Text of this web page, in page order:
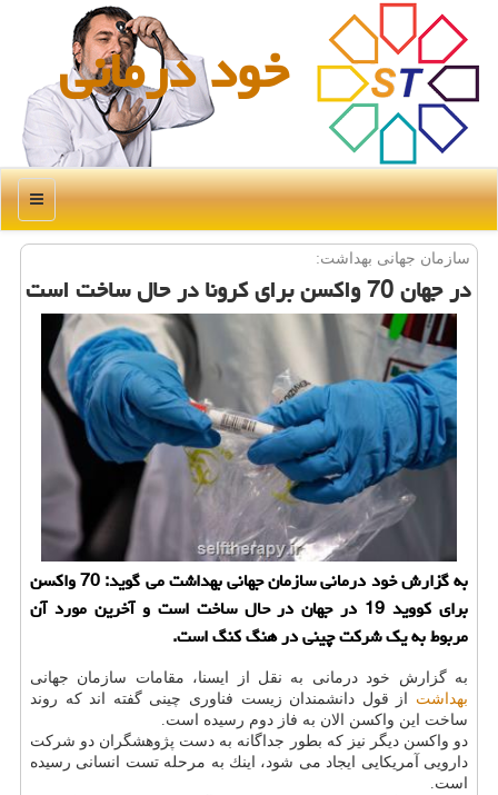
خود درمانی
منو
سازمان جهانی بهداشت:
در جهان 70 واكسن برای كرونا در حال ساخت است
به گزارش خود درمانی سازمان جهانی بهداشت می گوید: 70 واكسن
برای كووید 19 در جهان در حال ساخت است و آخرین مورد آن
مربوط به یك شركت چینی در هنگ كنگ است.
به گزارش خود درمانی به نقل از ایسنا، مقامات سازمان جهانی
بهداشت از قول دانشمندان زیست فناوری چینی گفته اند كه روند
ساخت این واكسن الان به فاز دوم رسیده است.
دو واكسن دیگر نیز كه بطور جداگانه به دست پژوهشگران دو شركت
دارویی آمریكایی ایجاد می شود، اینك به مرحله تست انسانی رسیده
است.